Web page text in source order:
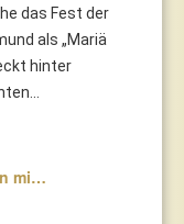
das Fest der
als „Mariä
hinter
mi…